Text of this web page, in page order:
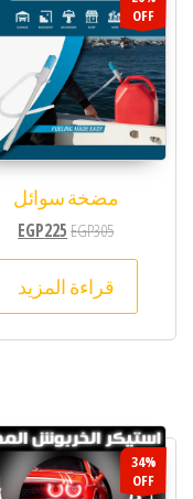
OFF
مضخة سوائل
EGP305
EGP225
قراءة المزيد
34%
OFF